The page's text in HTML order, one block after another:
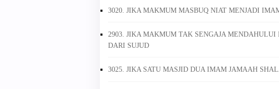
3020. JIKA MAKMUM MASBUQ NIAT MENJADI
2903. JIKA MAKMUM TAK SENGAJA
DARI SUJUD
3025. JIKA SATU MASJID DUA IMAM JAMAAH